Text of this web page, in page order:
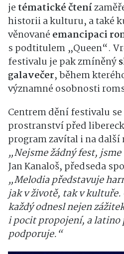
jetématické čtení
historii a kulturu, a také
věnované emancipaci
s podtitulem „Queen“.
festivalu je pak zmíněný
galavečer, během
významné osobnosti
Centrem dění festivalu
prostranství před
program zavítal i na další
„Nejsme žádný fest,
Jan Kanaloš, předseda
„Melodia představuje
jak v životě, tak v kultuře.
každý odnesl nejen
i pocit propojení, a latino
podporuje.“